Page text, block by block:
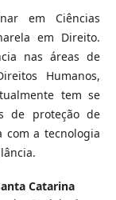
em Ciências
em Direito.
nas áreas de
Humanos,
tem se
de proteção de
com a tecnologia
Catarina